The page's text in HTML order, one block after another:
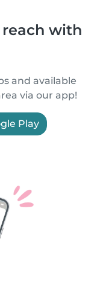
with
and available
via our app!
Play